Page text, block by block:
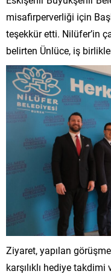
misafirperverliği için
teşekkür etti. Nilüfer’in
belirten Ünlüce, iş
Ziyaret, yapılan
karşılıklı hediye